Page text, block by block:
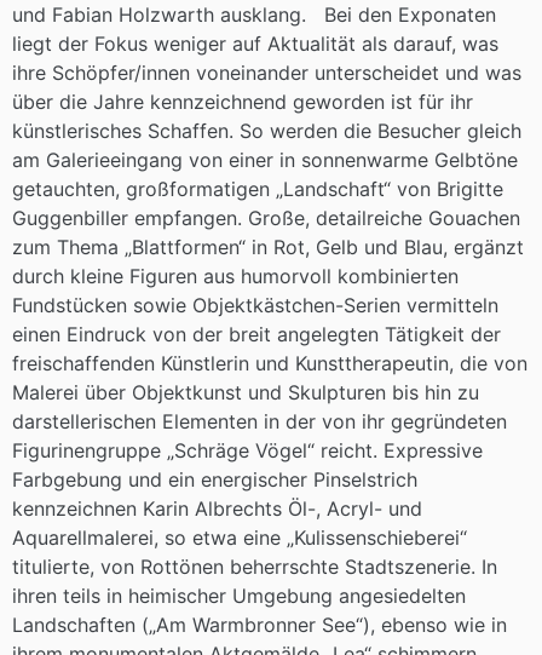
und Fabian Holzwarth ausklang. Bei den Exponaten
liegt der Fokus weniger auf Aktualität als darauf, was
ihre Schöpfer/innen voneinander unterscheidet und was
über die Jahre kennzeichnend geworden ist für ihr
künstlerisches Schaffen. So werden die Besucher gleich
am Galerieeingang von einer in sonnenwarme Gelbtöne
getauchten, großformatigen „Landschaft“ von Brigitte
Guggenbiller empfangen. Große, detailreiche Gouachen
zum Thema „Blattformen“ in Rot, Gelb und Blau, ergänzt
durch kleine Figuren aus humorvoll kombinierten
Fundstücken sowie Objektkästchen-Serien vermitteln
einen Eindruck von der breit angelegten Tätigkeit der
freischaffenden Künstlerin und Kunsttherapeutin, die von
Malerei über Objektkunst und Skulpturen bis hin zu
darstellerischen Elementen in der von ihr gegründeten
Figurinengruppe „Schräge Vögel“ reicht. Expressive
Farbgebung und ein energischer Pinselstrich
kennzeichnen Karin Albrechts Öl-, Acryl- und
Aquarellmalerei, so etwa eine „Kulissenschieberei“
titulierte, von Rottönen beherrschte Stadtszenerie. In
ihren teils in heimischer Umgebung angesiedelten
Landschaften („Am Warmbronner See“), ebenso wie in